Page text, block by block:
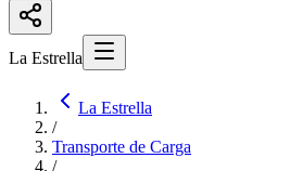
La Estrella
La Estrella
/
Transporte de Carga
/